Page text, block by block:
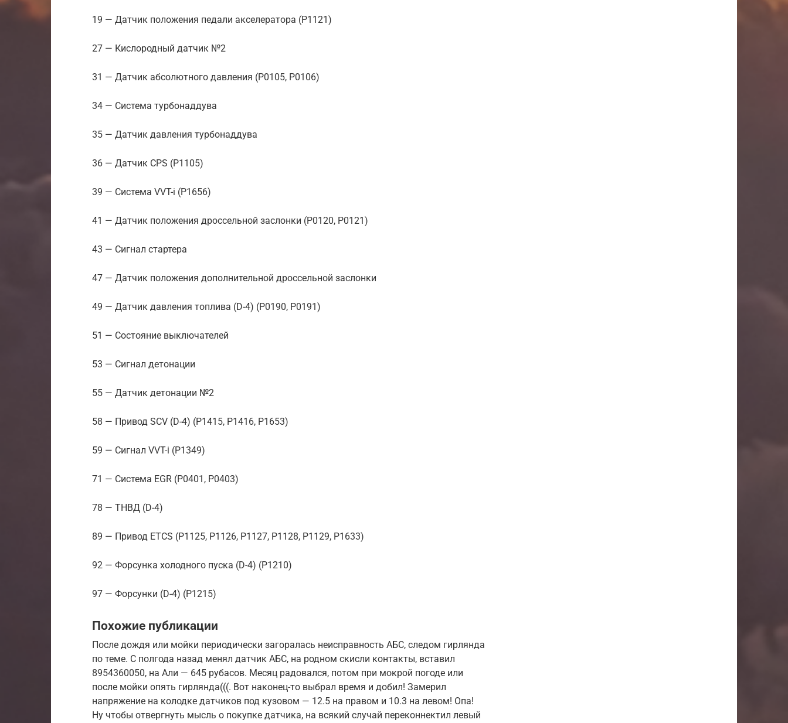
19 — Датчик положения педали акселератора (P1121)
27 — Кислородный датчик №2
31 — Датчик абсолютного давления (P0105, P0106)
34 — Система турбонаддува
35 — Датчик давления турбонаддува
36 — Датчик CPS (P1105)
39 — Система VVT-i (P1656)
41 — Датчик положения дроссельной заслонки (P0120, P0121)
43 — Сигнал стартера
47 — Датчик положения дополнительной дроссельной заслонки
49 — Датчик давления топлива (D-4) (P0190, P0191)
51 — Состояние выключателей
53 — Сигнал детонации
55 — Датчик детонации №2
58 — Привод SCV (D-4) (P1415, P1416, P1653)
59 — Сигнал VVT-i (P1349)
71 — Система EGR (P0401, P0403)
78 — ТНВД (D-4)
89 — Привод ETCS (P1125, P1126, P1127, P1128, P1129, P1633)
92 — Форсунка холодного пуска (D-4) (P1210)
97 — Форсунки (D-4) (P1215)
Похожие публикации
После дождя или мойки периодически загоралась неисправность АБС, следом гирлянда
по теме. С полгода назад менял датчик АБС, на родном скисли контакты, вставил
8954360050, на Али — 645 рубасов. Месяц радовался, потом при мокрой погоде или
после мойки опять гирлянда(((. Вот наконец-то выбрал время и добил! Замерил
напряжение на колодке датчиков под кузовом — 12.5 на правом и 10.3 на левом! Опа!
Ну чтобы отвергнуть мысль о покупке датчика, на всякий случай переконнектил левый